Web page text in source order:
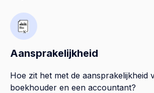
Aansprakelijkheid
Hoe zit het met de aansprakelijkheid
boekhouder en een accountant?